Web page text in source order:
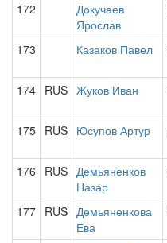
172
Докучаев
Ярослав
173 Казаков Павел
174 RUS Жуков Иван
175 RUS Юсупов Артур
176 RUS Демьяненков
Назар
177 RUS Демьяненкова
Ева